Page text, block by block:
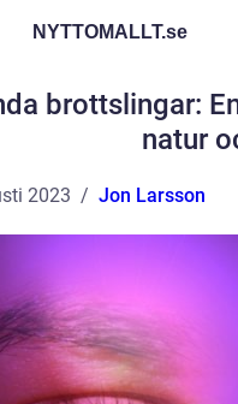
NYTTOMALLT.se
brottslingar:
natur
2023 Jon Larsson